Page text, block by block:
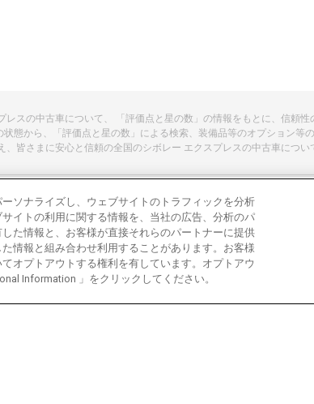
スの中古車について、 「評価点と星の数」の情報をもとに、信頼性
態から、「評価点と星の数」による検索、装備品等のオプション
皆さまに安心と信頼の全国のシボレー エクスプレスの中古車につい
よくある質問 中古車用語説明
利用規約 プライバシーポリシー
ソナライズし、ウェブサイトのトラフィックを分析
イトの利用に関する情報を、当社の広告、分析のパ
た情報と、お客様が直接それらのパートナーに提供
情報と組み合わせ利用することがあります。お客様
オプトアウトする権利を有しています。オプトアウ
Information 」をクリックしてください。